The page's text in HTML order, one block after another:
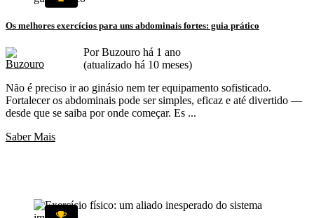
Os melhores exercícios para uns abdominais fortes: guia prático
Por Buzouro há 1 ano
(atualizado há 10 meses)
Não é preciso ir ao ginásio nem ter equipamento sofisticado.
Fortalecer os abdominais pode ser simples, eficaz e até divertido —
desde que se saiba por onde começar. Es ...
Saber Mais